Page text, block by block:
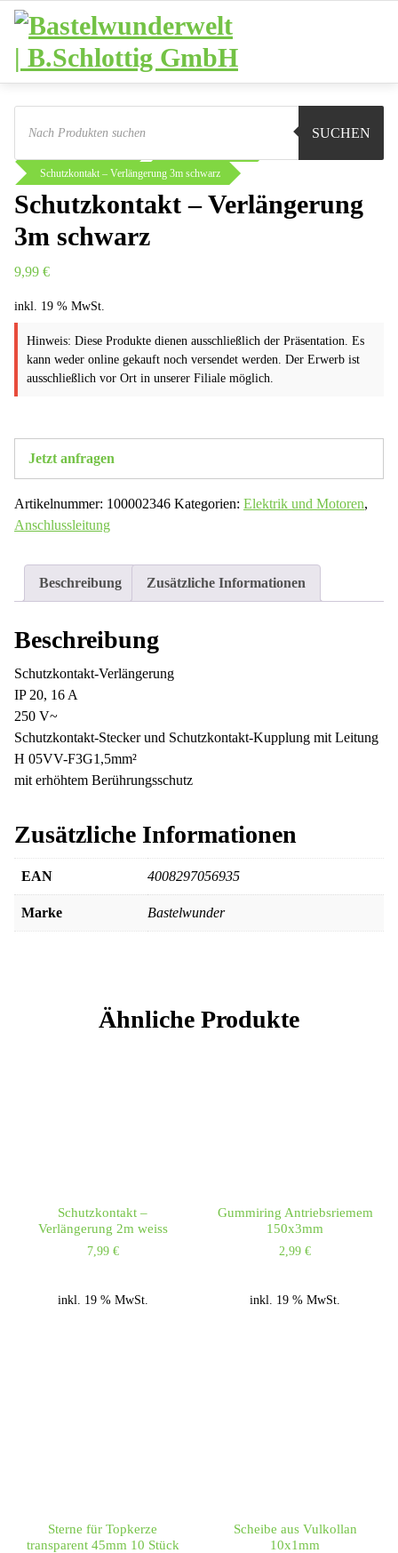
Zum
Inhalt
springen
Products
search
SUCHEN
Sie sind hier:
Schutzkontakt – Verlängerung 3m schwarz
Schutzkontakt – Verlängerung
3m schwarz
9,99 €
inkl. 19 % MwSt.
Hinweis: Diese Produkte dienen ausschließlich der Präsentation. Es
kann weder online gekauft noch versendet werden. Der Erwerb ist
ausschließlich vor Ort in unserer Filiale möglich.
Jetzt anfragen
Artikelnummer: 100002346 Kategorien: Elektrik und Motoren,
Anschlussleitung
Beschreibung Zusätzliche Informationen
Beschreibung
Schutzkontakt-Verlängerung
IP 20, 16 A
250 V~
Schutzkontakt-Stecker und Schutzkontakt-Kupplung mit Leitung
H 05VV-F3G1,5mm²
mit erhöhtem Berührungsschutz
Zusätzliche Informationen
EAN 4008297056935
Marke Bastelwunder
Ähnliche Produkte
Schutzkontakt –
Verlängerung 2m weiss
7,99 €
inkl. 19 % MwSt.
Gummiring Antriebsriemem
150x3mm
2,99€
inkl. 19 % MwSt.
Sterne für Topkerze
transparent 45mm 10 Stück
Scheibe aus Vulkollan
10x1mm